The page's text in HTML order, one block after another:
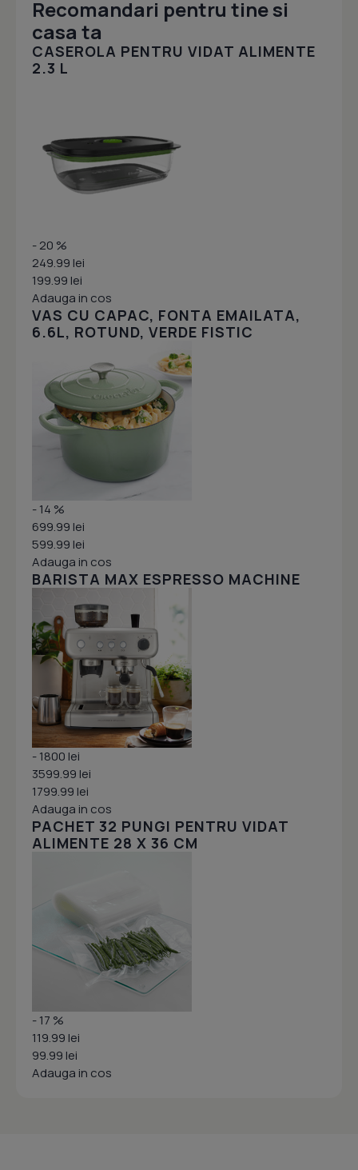
Recomandari pentru tine si
casa ta
CASEROLA PENTRU VIDAT ALIMENTE
2.3 L
- 20 %
249.99 lei
199.99 lei
Adauga in cos
VAS CU CAPAC, FONTA EMAILATA,
6.6L, ROTUND, VERDE FISTIC
- 14 %
699.99 lei
599.99 lei
Adauga in cos
BARISTA MAX ESPRESSO MACHINE
- 1800 lei
3599.99 lei
1799.99 lei
Adauga in cos
PACHET 32 PUNGI PENTRU VIDAT
ALIMENTE 28 X 36 CM
- 17 %
119.99 lei
99.99 lei
Adauga in cos